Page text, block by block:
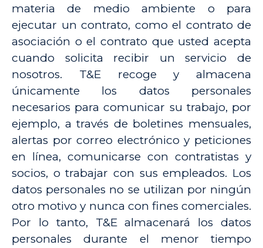
materia de medio ambiente o para
ejecutar un contrato, como el contrato de
asociación o el contrato que usted acepta
cuando solicita recibir un servicio de
nosotros. T&E recoge y almacena
únicamente los datos personales
necesarios para comunicar su trabajo, por
ejemplo, a través de boletines mensuales,
alertas por correo electrónico y peticiones
en línea, comunicarse con contratistas y
socios, o trabajar con sus empleados. Los
datos personales no se utilizan por ningún
otro motivo y nunca con fines comerciales.
Por lo tanto, T&E almacenará los datos
personales durante el menor tiempo